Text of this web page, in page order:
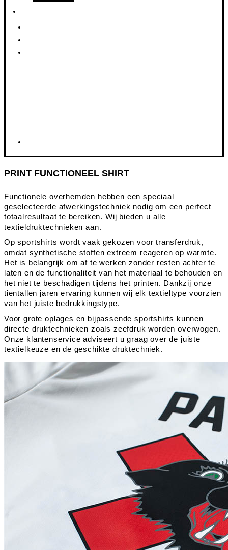
PRINT FUNCTIONEEL SHIRT
Functionele overhemden hebben een speciaal
geselecteerde afwerkingstechniek nodig om een perfect
totaalresultaat te bereiken. Wij bieden u alle
textieldruktechnieken aan.
Op sportshirts wordt vaak gekozen voor transferdruk,
omdat synthetische stoffen extreem reageren op warmte.
Het is belangrijk om af te werken zonder resten achter te
laten en de functionaliteit van het materiaal te behouden en
het niet te beschadigen tijdens het printen. Dankzij onze
tientallen jaren ervaring kunnen wij elk textieltype voorzien
van het juiste bedrukkingstype.
Voor grote oplages en bijpassende sportshirts kunnen
directe druktechnieken zoals zeefdruk worden overwogen.
Onze klantenservice adviseert u graag over de juiste
textielkeuze en de geschikte druktechniek.